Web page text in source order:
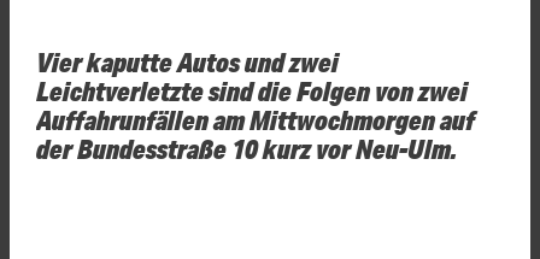
Vier kaputte Autos und zwei
Leichtverletzte sind die Folgen von zwei
Auffahrunfällen am Mittwochmorgen auf
der Bundesstraße 10 kurz vor Neu-Ulm.